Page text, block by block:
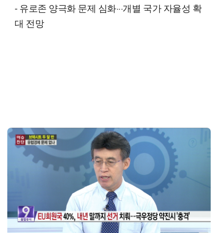
- 유로존 양극화 문제 심화···개별 국가 자율성 확
대 전망